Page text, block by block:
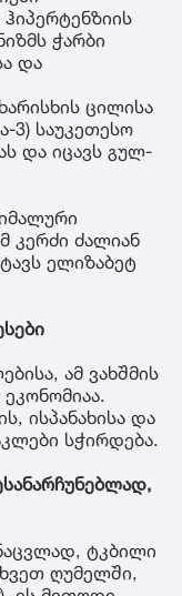
ჭარბი
და
ცილისა
3) საუკეთესო
და იცავს გულ-
კერძი ძალიან
ელიზაბეტ
ამ ვახშმის
ისპანახისა და
სჭირდება.
ტკბილი
ღუმელში,